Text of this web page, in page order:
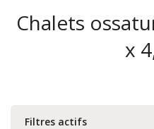
Chalets
x
Filtres actifs